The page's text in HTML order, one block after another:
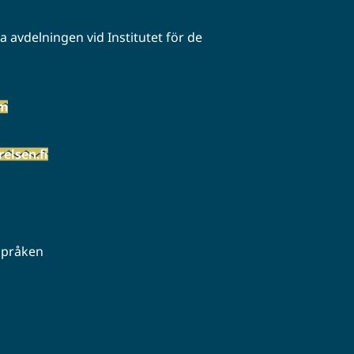
avdelningen vid Institutet för de